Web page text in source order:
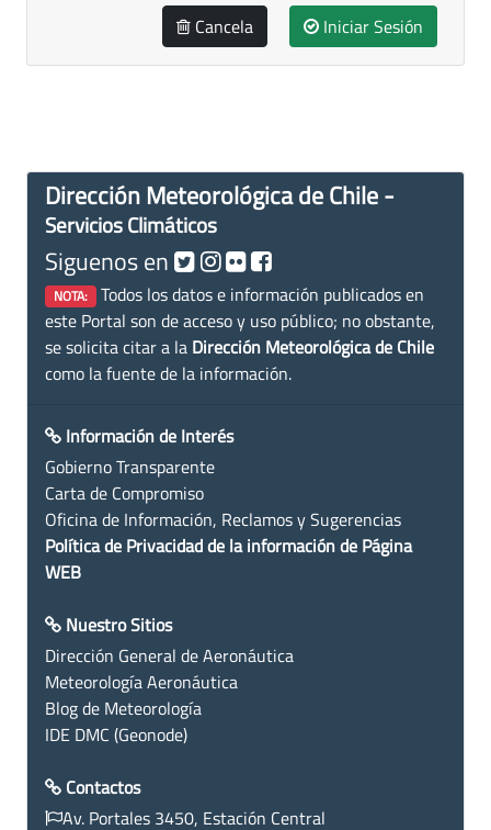
Cancela Iniciar Sesión
Dirección Meteorológica de Chile -
Servicios Climáticos
Siguenos en
NOTA: Todos los datos e información publicados en
este Portal son de acceso y uso público; no obstante,
se solicita citar a la Dirección Meteorológica de Chile
como la fuente de la información.
Información de Interés
Gobierno Transparente
Carta de Compromiso
Oficina de Información, Reclamos y Sugerencias
Política de Privacidad de la información de Página
WEB
Nuestro Sitios
Dirección General de Aeronáutica
Meteorología Aeronáutica
Blog de Meteorología
IDE DMC (Geonode)
Contactos
Av. Portales 3450, Estación Central